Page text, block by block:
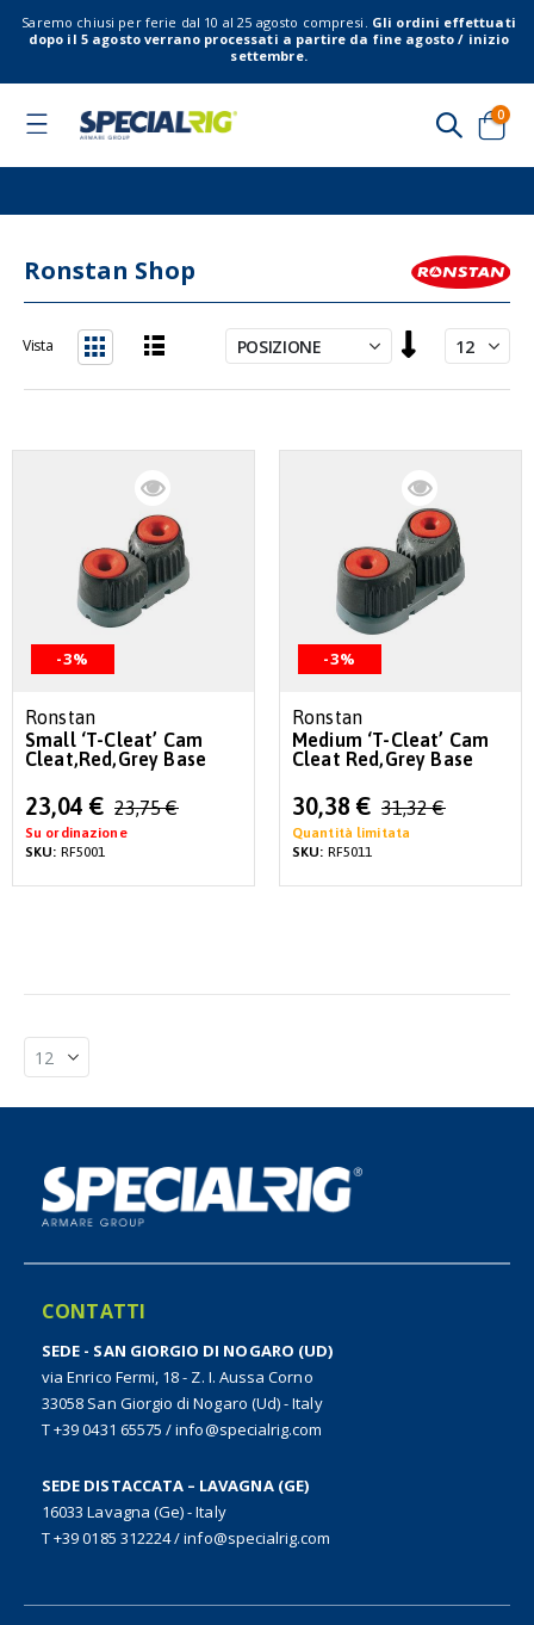
Saremo chiusi per ferie dal 10 al 25 agosto compresi. Gli ordini effettuati
dopo il 5 agosto verrano processati a partire da fine agosto / inizio
settembre.
Toggle
Cart
0
Ronstan Shop
la
direzione
Vista
-3%
Ronstan
Small ‘T-Cleat’ Cam
Cleat,Red,Grey Base
Special
Price
23,04 € 23,75 €
Su ordinazione
SKU: RF5001
-3%
Ronstan
Medium ‘T-Cleat’ Cam
Cleat Red,Grey Base
Special
Price
30,38 € 31,32 €
Quantità limitata
SKU: RF5011
CONTATTI
SEDE - SAN GIORGIO DI NOGARO (UD)
via Enrico Fermi, 18 - Z. I. Aussa Corno
33058 San Giorgio di Nogaro (Ud) - Italy
T +39 0431 65575 /info@specialrig.com
SEDE DISTACCATA – LAVAGNA (GE)
16033 Lavagna (Ge) - Italy
T +39 0185 312224/info@specialrig.com